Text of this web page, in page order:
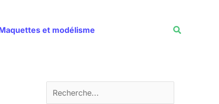
et modélisme